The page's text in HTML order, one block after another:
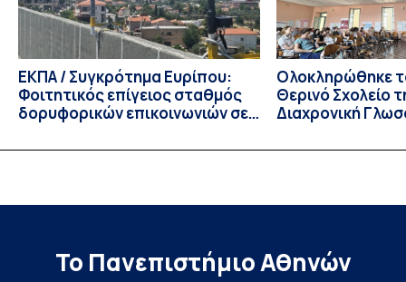
ΕΚΠΑ / Συγκρότημα Ευρίπου:
Φοιτητικός επίγειος σταθμός
δορυφορικών επικοινωνιών σε
Ολοκληρώθηκε
Θερινό Σχολείο
Διαχρονική
Linguistics in
Το Πανεπιστήμιο Αθηνών